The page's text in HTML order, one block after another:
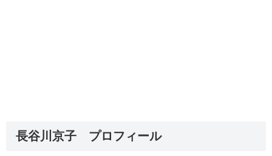
長谷川京子 プロフィール